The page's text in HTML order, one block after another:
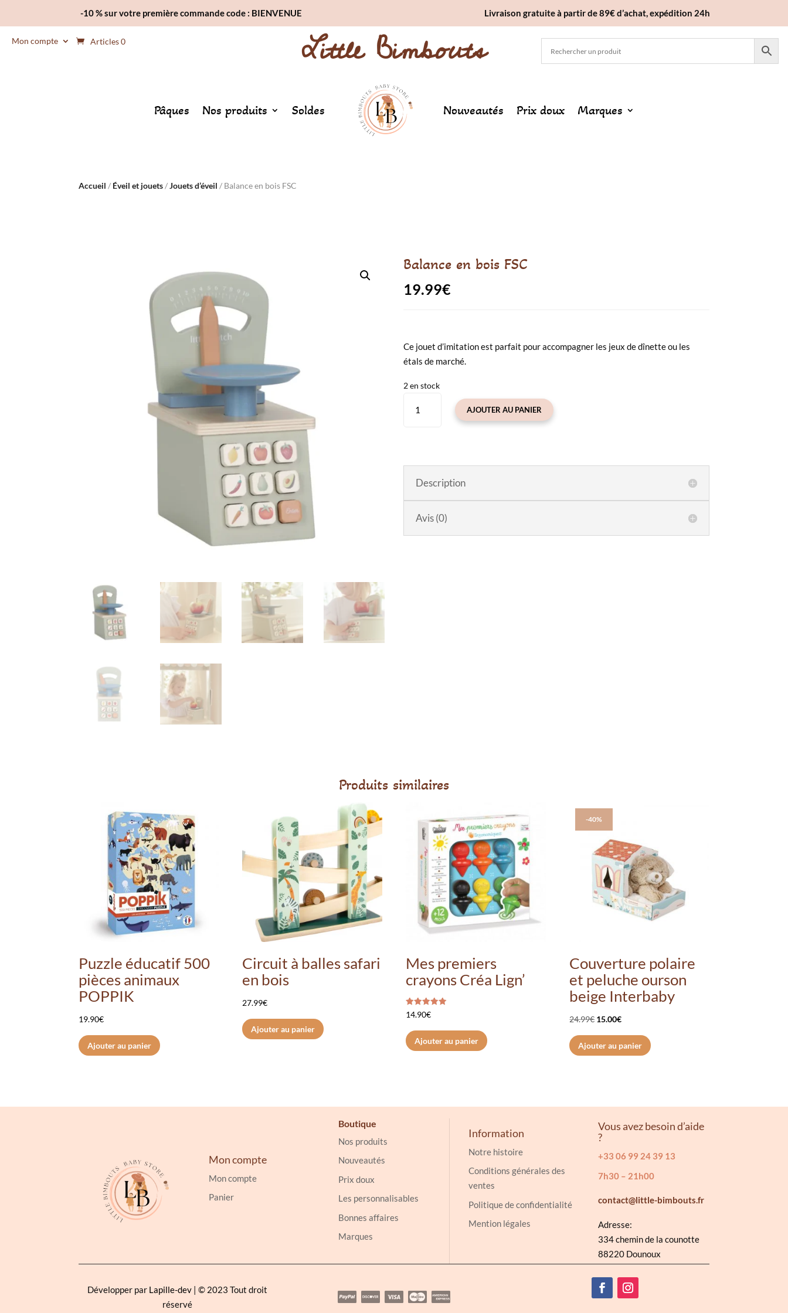
-10 % sur votre première commande code : BIENVENUE Livraison gratuite à partir de 89€ d’achat, expédition 24h
Mon compte Articles 0 Little Bimbouts
Pâques Nos produits Soldes Nouveautés Prix doux Marques
Accueil / Éveil et jouets/Jouets d’éveil / Balance en bois FSC
Balance en bois FSC
19.99€
Ce jouet d’imitation est parfait pour accompagner les jeux de dînette ou les
étals de marché.
2 en stock
AJOUTER AU PANIER
Description
Avis (0)
Produits similaires
Puzzle éducatif 500
pièces animaux
POPPIK
19.90€
Ajouter au panier
Circuit à balles safari
en bois
27.99€
Ajouter au panier
Mes premiers
crayons Créa Lign’
Note
5.00
14.90€
Ajouter au panier
-40%
Couverture polaire
et peluche ourson
beige Interbaby
24.99€ Le
prix
initial
15.00€Le
prix
actuel
Ajouter au panier
Mon compte
Mon compte
Panier
Boutique
Nos produits
Nouveautés
Prix doux
Les personnalisables
Bonnes affaires
Marques
Information
Notre histoire
Conditions générales des
ventes
Politique de confidentialité
Mention légales
Vous avez besoin d’aide
?
+33 06 99 24 39 13
7h30 – 21h00
contact@little-bimbouts.fr
Adresse:
334 chemin de la counotte
88220 Dounoux
Développer par Lapille-dev | © 2023 Tout droit
réservé